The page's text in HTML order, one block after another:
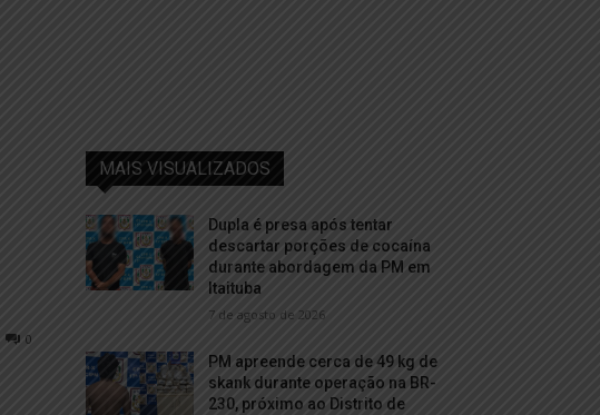
0
MAIS VISUALIZADOS
Dupla é presa após tentar
descartar porções de cocaína
durante abordagem da PM em
Itaituba
7 de agosto de 2026
PM apreende cerca de 49 kg de
skank durante operação na BR-
230, próximo ao Distrito de